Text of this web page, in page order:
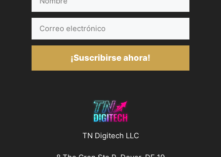
electrónico
¡Suscribirse ahora!
TN Digitech LLC